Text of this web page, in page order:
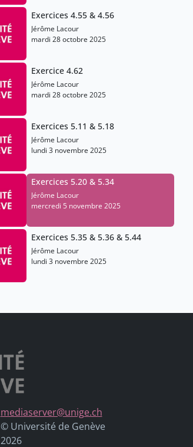
Exercices 4.55 & 4.56
Jérôme Lacour
mardi 28 octobre 2025
Exercice 4.62
Jérôme Lacour
mardi 28 octobre 2025
Exercices 5.11 & 5.18
Jérôme Lacour
lundi 3 novembre 2025
Exercices 5.20 & 5.34
Jérôme Lacour
mercredi 5 novembre 2025
Exercices 5.35 & 5.36 & 5.44
Jérôme Lacour
lundi 3 novembre 2025
mediaserver@unige.ch
© Université de Genève
2026